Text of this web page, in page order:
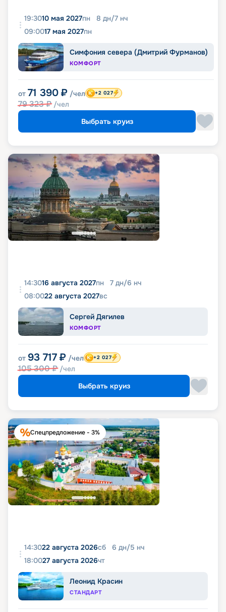
19:3010 мая 2027пн 8 дн/7 нч
09:0017 мая 2027пн
Симфония севера (Дмитрий Фурманов)
КОМФОРТ
от 71 390 ₽ /чел
79 323₽ /чел
+2 027
Выбрать круиз
14:3016 августа 2027пн 7 дн/6 нч
08:0022 августа 2027вс
Сергей Дягилев
КОМФОРТ
от 93 717 ₽ /чел
105 300₽ /чел
+2 027
Выбрать круиз
Спецпредложение - 3%
14:3022 августа 2026сб 6 дн/5 нч
18:0027 августа 2026чт
Леонид Красин
СТАНДАРТ